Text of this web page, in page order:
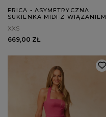
ERICA - ASYMETRYCZNA
SUKIENKA MIDI Z WIĄZANIEM
XXS
669,00 ZŁ